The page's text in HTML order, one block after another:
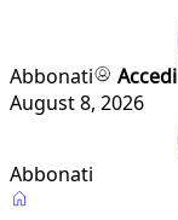
Abbonati
Accedi
August 8, 2026
Abbonati